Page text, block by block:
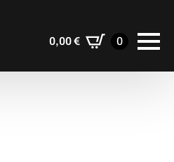
0,00€ 0